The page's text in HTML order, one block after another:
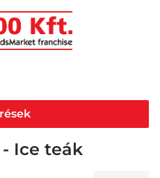
Ice teák